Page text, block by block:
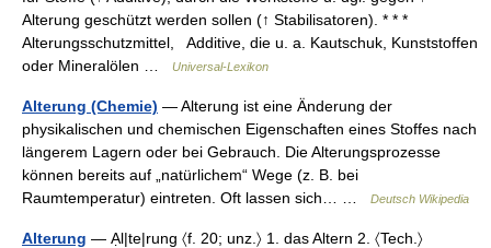
Alterung geschützt werden sollen (↑ Stabilisatoren). * * *
Alterungsschutzmittel, Additive, die u. a. Kautschuk, Kunststoffen
oder Mineralölen …
Universal-Lexikon
Alterung (Chemie) — Alterung ist eine Änderung der
physikalischen und chemischen Eigenschaften eines Stoffes nach
längerem Lagern oder bei Gebrauch. Die Alterungsprozesse
können bereits auf „natürlichem“ Wege (z. B. bei
Raumtemperatur) eintreten. Oft lassen sich… …
Deutsch Wikipedia
Alterung — Ạl|te|rung 〈f. 20; unz.〉 1. das Altern 2. 〈Tech.〉